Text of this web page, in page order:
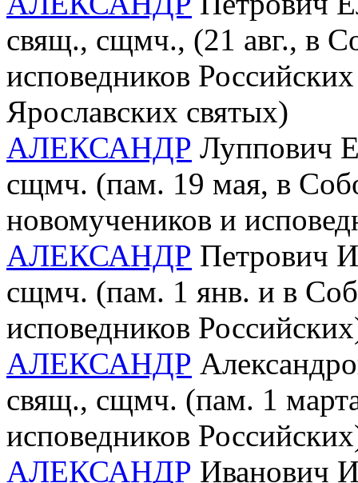
свящ., сщмч., (21 авг., в
исповедников
Ярославских святых)
АЛЕКСАНДР Луппович
сщмч. (пам. 19 мая, в
новомучеников и
АЛЕКСАНДР Петрович
сщмч. (пам. 1 янв. и в
исповедников
АЛЕКСАНДР
свящ., сщмч. (пам. 1
исповедников
АЛЕКСАНДР Иванович